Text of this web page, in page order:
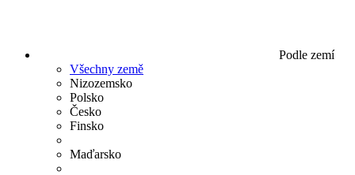
Podle zemí
Všechny země
Nizozemsko
Polsko
Česko
Finsko
Maďarsko